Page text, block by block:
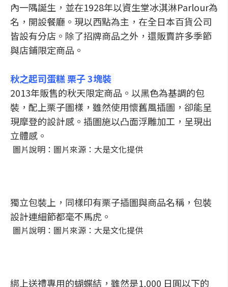
內一隅誕生，並在1928年以資生堂冰淇淋Parlour為
名，開設餐廳。現以西點為主，在全日本百貨公司
皆設有分店。除了招牌商品之外，還販賣許多季節
與店鋪限定商品。
秋之起司蛋糕 栗子 3塊裝
2013年販售的秋天限定商品。以黑色為基調的包
裝，配上栗子圖樣，雖然使用懷舊風插圖，卻能呈
現摩登的設計感。插圖施以凸面浮雕加工，呈現出
立體感。
圖片說明：圖片來源：大是文化提供
獨立包裝上，同樣印有栗子插圖與商品名稱，包裝
設計連細節都毫不馬虎。
圖片說明：圖片來源：大是文化提供
綁上送禮專用的蝴蝶結，雖然是1,000 日圓以下的